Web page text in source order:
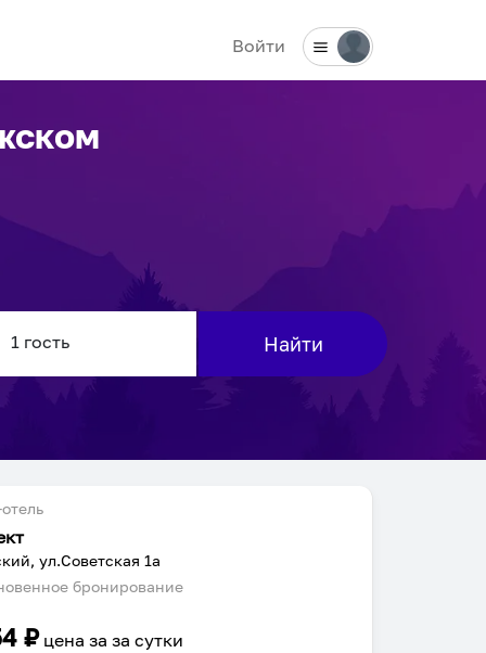
Войти
Найти
ул.Советская 1а
бронирование
₽ цена заза сутки